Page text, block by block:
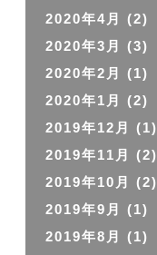
2020年4月
(2)
2020年3月
(3)
2020年2月
(1)
2020年1月
(2)
2019年12月
(1)
2019年11月
(2)
2019年10月
(2)
2019年9月
(1)
2019年8月
(1)